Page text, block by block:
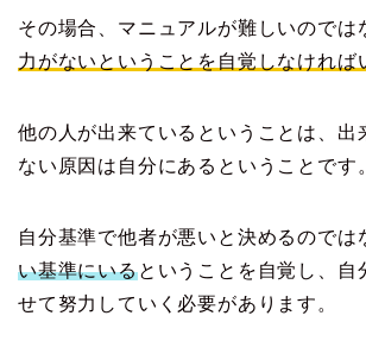
その場合、マニュアルが難しいのでは
力がないということを自覚しなければ
他の人が出来ているということは、出
ない原因は自分にあるということです。
自分基準で他者が悪いと決めるのでは
い基準にいるということを自覚し、自
せて努力していく必要があります。